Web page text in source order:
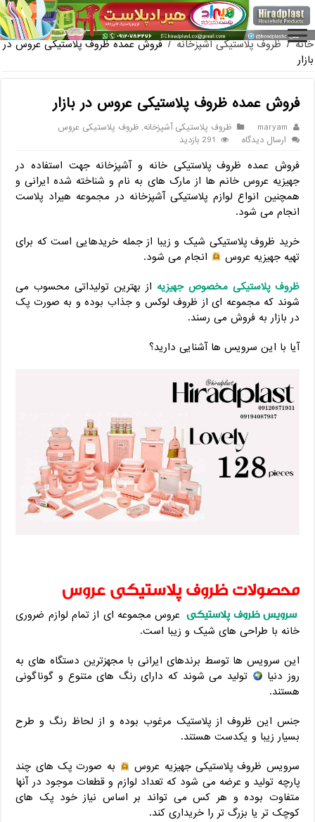
فروش گلدان پلاستیکی گلخانه به صورت آنلاین
خانه / ظروف پلاستیکی آشپزخانه / فروش عمده ظروف پلاستیکی عروس در
بازار
فروش عمده ظروف پلاستیکی عروس در بازار
maryam ظروف پلاستیکی آشپزخانه,ظروف پلاستیکی عروس
ارسال دیدگاه
291 بازدید
فروش عمده ظروف پلاستیکی خانه و آشپزخانه جهت استفاده در
جهیزیه عروس خانم ها از مارک های به نام و شناخته شده ایرانی و
همچنین انواع لوازم پلاستیکی آشپزخانه در مجموعه هیراد پلاست
انجام می شود.
خرید ظروف پلاستیکی شیک و زیبا از جمله خریدهایی است که برای
تهیه جهیزیه عروس
انجام می شود.
ظروف پلاستیکی مخصوص جهیزیه از بهترین تولیداتی محسوب می
شوند که مجموعه ای از ظروف لوکس و جذاب بوده و به صورت پک
در بازار به فروش می رسند.
آیا با این سرویس ها آشنایی دارید؟
محصولات ظروف پلاستیکی عروس
سرویس ظروف پلاستیکی عروس مجموعه ای از تمام لوازم ضروری
خانه با طراحی های شیک و زیبا است.
این سرویس ها توسط برندهای ایرانی با مجهزترین دستگاه های به
روز دنیا
تولید می شوند که دارای رنگ های متنوع و گوناگونی
هستند.
جنس این ظروف از پلاستیک مرغوب بوده و از لحاظ رنگ و طرح
بسیار زیبا و یکدست هستند.
سرویس ظروف پلاستیکی جهیزیه عروس
به صورت پک های چند
پارچه تولید و عرضه می شود که تعداد لوازم و قطعات موجود در آنها
متفاوت بوده و هر کس می تواند بر اساس نیاز خود پک های
کوچک تر یا بزرگ تر را خریداری کند.